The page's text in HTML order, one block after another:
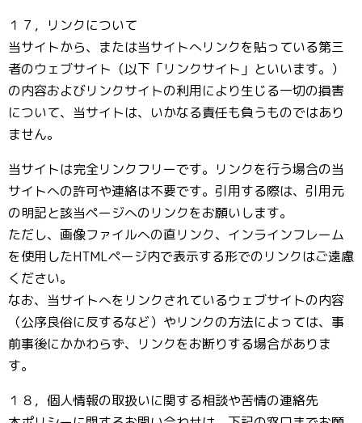
１７，リンクについて
当サイトから、または当サイトへリンクを貼っている第三
者のウェブサイト（以下「リンクサイト」といいます。）
の内容およびリンクサイトの利用により生じる一切の損害
について、当サイトは、いかなる責任も負うものではあり
ません。
当サイトは完全リンクフリーです。リンクを行う場合の当
サイトへの許可や連絡は不要です。引用する際は、引用元
の明記と該当ページへのリンクをお願いします。
ただし、画像ファイルへの直リンク、インラインフレーム
を使用したHTMLページ内で表示する形でのリンクはご遠慮
ください。
なお、当サイトへをリンクされているウェブサイトの内容
（公序良俗に反するなど）やリンクの方法によっては、事
前事後にかかわらず、リンクをお断りする場合がありま
す。
１８，個人情報の取扱いに関する相談や苦情の連絡先